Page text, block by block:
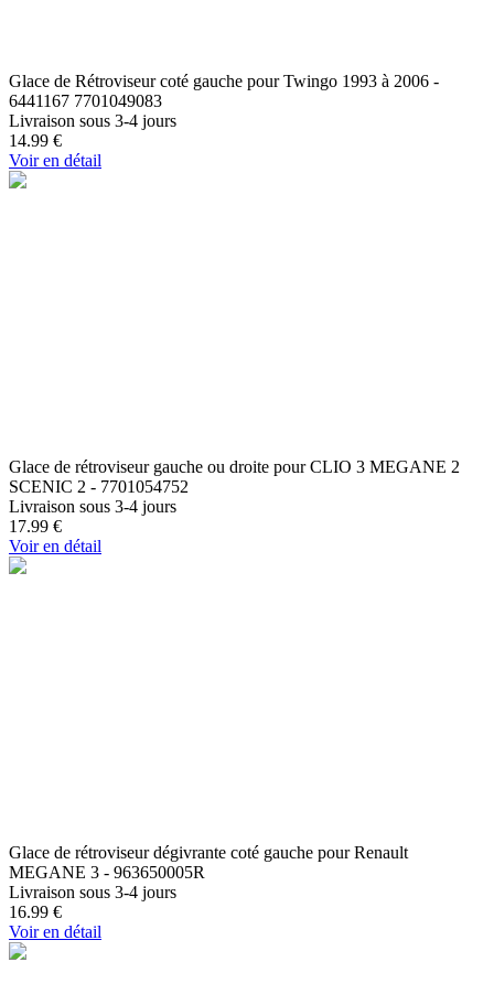
Glace de Rétroviseur coté gauche pour Twingo 1993 à 2006 -
6441167 7701049083
Livraison sous 3-4 jours
14.99 €
Voir en détail
Glace de rétroviseur gauche ou droite pour CLIO 3 MEGANE 2
SCENIC 2 - 7701054752
Livraison sous 3-4 jours
17.99 €
Voir en détail
Glace de rétroviseur dégivrante coté gauche pour Renault
MEGANE 3 - 963650005R
Livraison sous 3-4 jours
16.99 €
Voir en détail